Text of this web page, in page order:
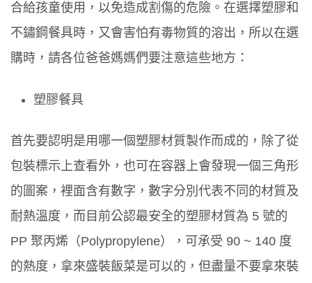
合給孩童使用，以免造成割傷的危險。在選擇塑膠和
不鏽鋼餐具時，又會害怕有毒物質的溶出，所以在選
購時，請各位爸爸媽媽們要注意這些地方：
塑膠餐具
首先要認明是用哪一個塑膠材質製作而成的，除了從
包裝標示上查看外，也可在容器上會發現一個三角形
的圖案，裡面含有數字，數字分別代表不同的材質及
耐熱溫度，而目前公認最安全的塑膠材質為 5 號的
PP 聚丙烯（Polypropylene），可承受 90 ~ 140 度
的熱度，拿來盛裝飯菜是可以的，但盡量不要拿來裝